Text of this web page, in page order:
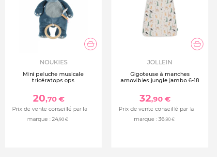
NOUKIES
Mini peluche musicale
tricératops ops
20,70 €
Prix de vente conseillé par la
marque : 24,90 €
JOLLEIN
Gigoteuse à manches
amovibles jungle jambo 6-18
32,90 €
Prix de vente conseillé par la
marque : 36,90 €